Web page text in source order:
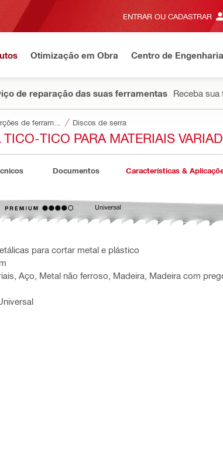
ENTRAR OU CADASTRAR
Otimização em Obra Centro de Engenharia
de reparação das suas ferramentas Receba sua
Discos de serra
TICO PARA MATERIAIS
Documentos Características &
para cortar metal e plástico
Aço, Metal não ferroso, Madeira, Madeira com